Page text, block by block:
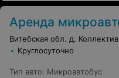
Аренда
Круглосуточно
Тип авто: Микроавтобус